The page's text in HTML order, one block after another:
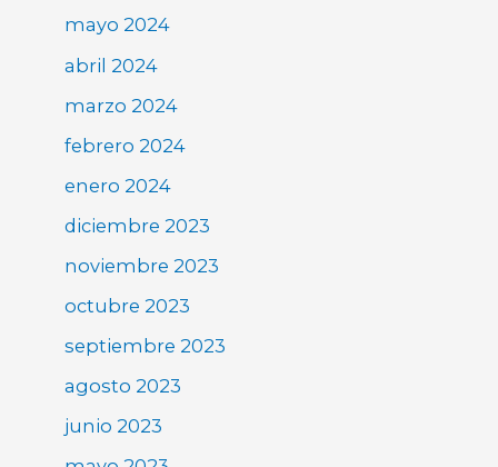
mayo 2024
abril 2024
marzo 2024
febrero 2024
enero 2024
diciembre 2023
noviembre 2023
octubre 2023
septiembre 2023
agosto 2023
junio 2023